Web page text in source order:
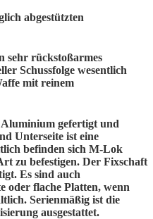
abgestützten
sehr rückstoßarmes
Schussfolge wesentlich
mit reinem
Aluminium gefertigt und
Unterseite ist eine
befinden sich M-Lok
zu befestigen. Der Fixschaft
Es sind auch
oder flache Platten, wenn
Serienmäßig ist die
ausgestattet.